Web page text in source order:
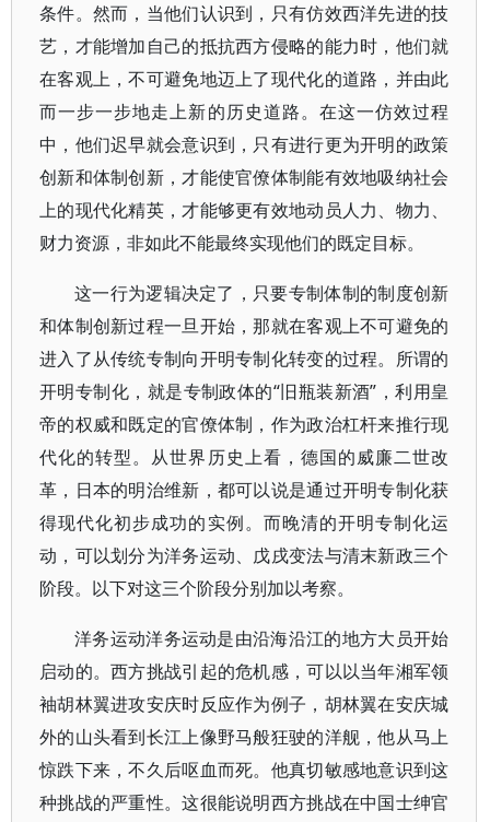
条件。然而，当他们认识到，只有仿效西洋先进的技
艺，才能增加自己的抵抗西方侵略的能力时，他们就
在客观上，不可避免地迈上了现代化的道路，并由此
而一步一步地走上新的历史道路。在这一仿效过程
中，他们迟早就会意识到，只有进行更为开明的政策
创新和体制创新，才能使官僚体制能有效地吸纳社会
上的现代化精英，才能够更有效地动员人力、物力、
财力资源，非如此不能最终实现他们的既定目标。
这一行为逻辑决定了，只要专制体制的制度创新
和体制创新过程一旦开始，那就在客观上不可避免的
进入了从传统专制向开明专制化转变的过程。所谓的
开明专制化，就是专制政体的“旧瓶装新酒”，利用皇
帝的权威和既定的官僚体制，作为政治杠杆来推行现
代化的转型。从世界历史上看，德国的威廉二世改
革，日本的明治维新，都可以说是通过开明专制化获
得现代化初步成功的实例。而晚清的开明专制化运
动，可以划分为洋务运动、戊戌变法与清末新政三个
阶段。以下对这三个阶段分别加以考察。
洋务运动洋务运动是由沿海沿江的地方大员开始
启动的。西方挑战引起的危机感，可以以当年湘军领
袖胡林翼进攻安庆时反应作为例子，胡林翼在安庆城
外的山头看到长江上像野马般狂驶的洋舰，他从马上
惊跌下来，不久后呕血而死。他真切敏感地意识到这
种挑战的严重性。这很能说明西方挑战在中国士绅官